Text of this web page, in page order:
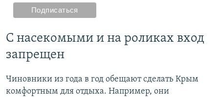
С насекомыми и на роликах вход
запрещен
Чиновники из года в год обещают сделать Крым
комфортным для отдыха. Например, они